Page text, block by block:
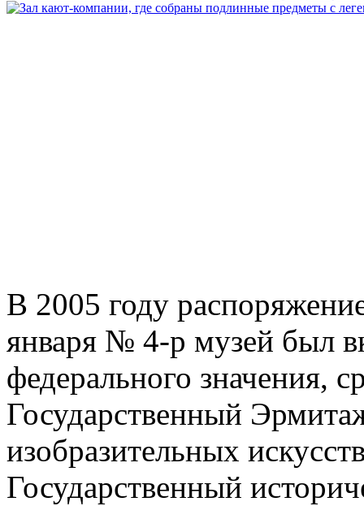
В 2005 году
января № 4-р музей был
федерального значения,
Государственный
изобразительных
Государственный